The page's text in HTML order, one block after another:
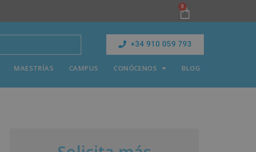
0
+34 910 059 793
MAESTRÍAS CAMPUS CONÓCENOS BLOG